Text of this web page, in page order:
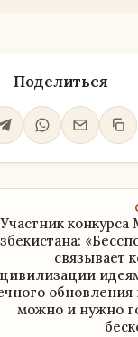
Поделиться
Участник
связывает
цивилизации
обновления
можно и нужно